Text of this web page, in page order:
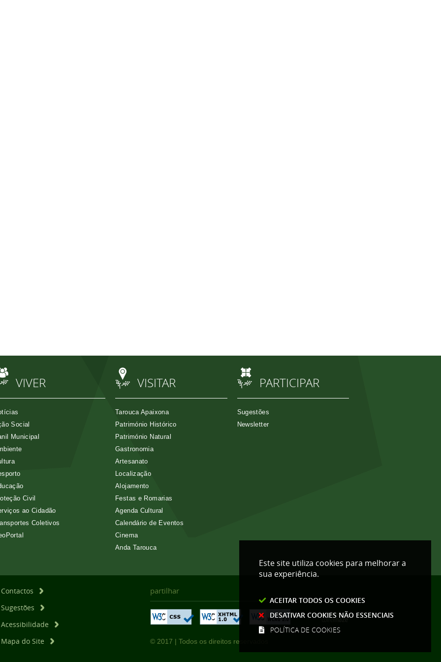
VIVER
Social
Municipal
Civil
ao Cidadão
Coletivos
VISITAR
Tarouca Apaixona
Património Histórico
Património Natural
Gastronomia
Artesanato
Localização
Alojamento
Festas e Romarias
Agenda Cultural
Calendário de Eventos
Cinema
Anda Tarouca
PARTICIPAR
Sugestões
Newsletter
Contactos
Sugestões
Acessibilidade
Mapa do Site
partilhar
© 2017 | Todos os direitos reservados
Este site utiliza cookies para melhorar a
sua experiência.
ACEITAR TODOS OS COOKIES
DESATIVAR COOKIES NÃO ESSENCIAIS
POLÍTICA DE COOKIES